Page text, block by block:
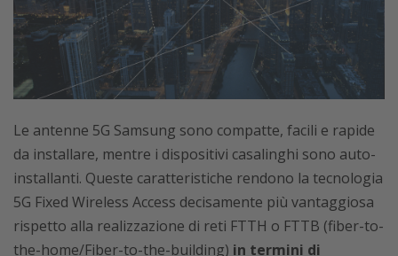
Le antenne 5G Samsung sono compatte, facili e rapide
da installare, mentre i dispositivi casalinghi sono auto-
installanti. Queste caratteristiche rendono la tecnologia
5G Fixed Wireless Access decisamente più vantaggiosa
rispetto alla realizzazione di reti FTTH o FTTB (fiber-to-
the-home/Fiber-to-the-building) in termini di